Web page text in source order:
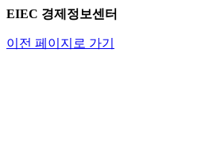
EIEC 경제정보센터
이전 페이지로 가기